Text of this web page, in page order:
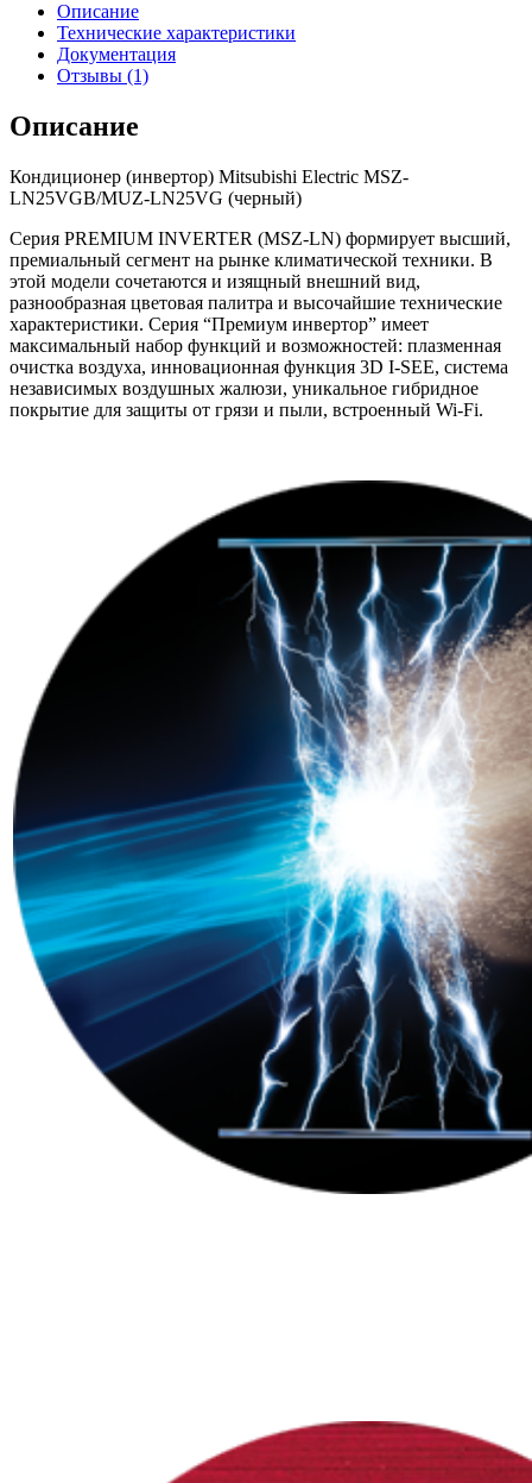
Описание
Технические характеристики
Документация
Отзывы (1)
Описание
Кондиционер (инвертор) Mitsubishi Electric MSZ-
LN25VGB/MUZ-LN25VG (черный)
Серия PREMIUM INVERTER (MSZ-LN) формирует высший,
премиальный сегмент на рынке климатической техники. В
этой модели сочетаются и изящный внешний вид,
разнообразная цветовая палитра и высочайшие технические
характеристики. Серия “Премиум инвертор” имеет
максимальный набор функций и возможностей: плазменная
очистка воздуха, инновационная функция 3D I-SEE, система
независимых воздушных жалюзи, уникальное гибридное
покрытие для защиты от грязи и пыли, встроенный Wi-Fi.